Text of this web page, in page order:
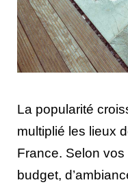
La popularité
multiplié les lieux
France. Selon
budget,